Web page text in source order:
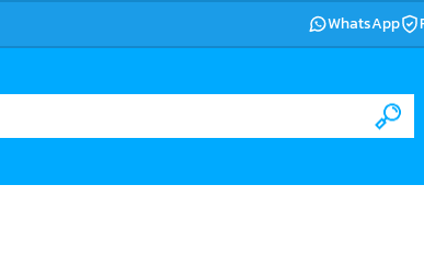
WhatsApp